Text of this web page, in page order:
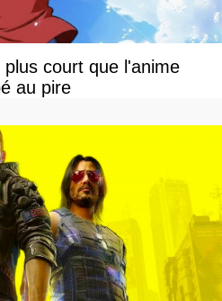
court que l'anime
au pire